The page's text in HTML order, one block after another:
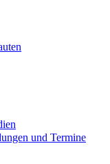
und Termine